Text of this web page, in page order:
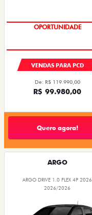
OPORTUNIDADE
VENDAS PARA PCD
De: R$ 119.990,00
R$ 99.980,00
Quero agora!
ARGO
ARGO DRIVE 1.0 FLEX 4P 2026
2026/2026